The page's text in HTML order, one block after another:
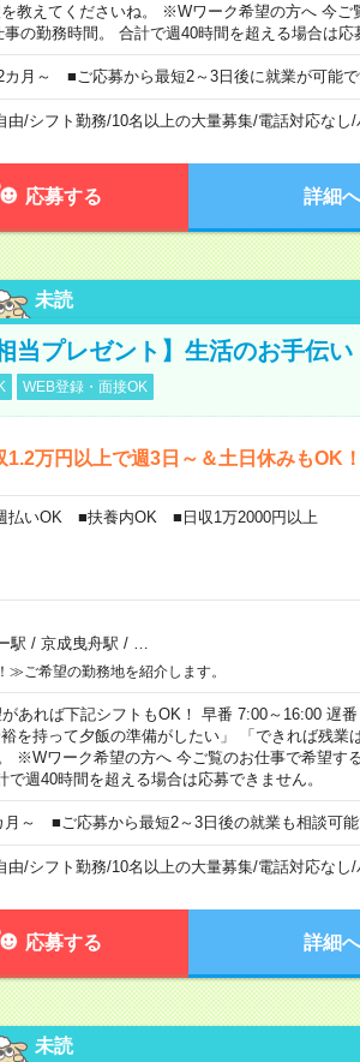
教えてくださいね。 ※Wワーク希望の方へ 今ご
の勤務時間。 合計で週40時間を超える場合は応
カ月～ ■ご応募から最短2～3日後に就業が可能で
由/シフト勤務/10名以上の大量募集/電話対応なし/
応募する 詳細へ
未読
当プレゼント】生活のお手伝い
WEB登録・面接OK
万円以上で週3日～＆土日休みもOK！
払いOK ■扶養内OK ■日収1万2000円以上
駅 / 京成曳舟駅 /
ご希望の勤務地を紹介します。
あれば下記シフトもOK！ 早番 7:00～16:00 遅
を持って夕飯の準備がしたい」 「できれば残業
※Wワーク希望の方へ 今ご覧のお仕事で希望する
週40時間を超える場合は応募できません。
月～ ■ご応募から最短2～3日後の就業も相談可能
由/シフト勤務/10名以上の大量募集/電話対応なし/
応募する 詳細へ
未読